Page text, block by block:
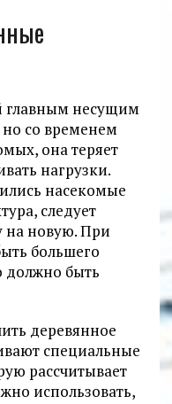
главным несущим
но со временем
она теряет
нагрузки.
насекомые
следует
на новую. При
большего
должно быть
деревянное
специальные
рассчитывает
использовать,